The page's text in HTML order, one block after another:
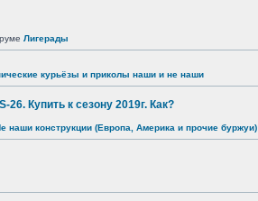
Лигерады
курьёзы и приколы наши и не наши
Купить к сезону 2019г. Как?
наши конструкции (Европа, Америка и прочие буржуи)